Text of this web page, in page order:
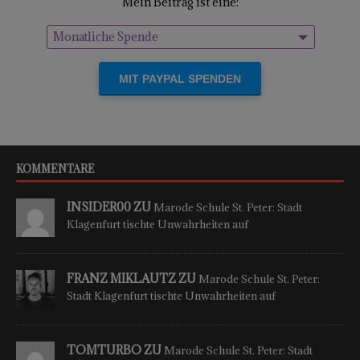
Einmalige Spende
Monatliche Spende
KOMMENTARE
INSIDER00 ZU Marode Schule St. Peter: Stadt
Klagenfurt tischte Unwahrheiten auf
FRANZ MIKLAUTZ ZU Marode Schule St. Peter:
Stadt Klagenfurt tischte Unwahrheiten auf
TOMTURBO ZU Marode Schule St. Peter: Stadt